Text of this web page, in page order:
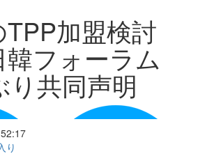
TPP加盟検討
フォーラム
り共同声明
り